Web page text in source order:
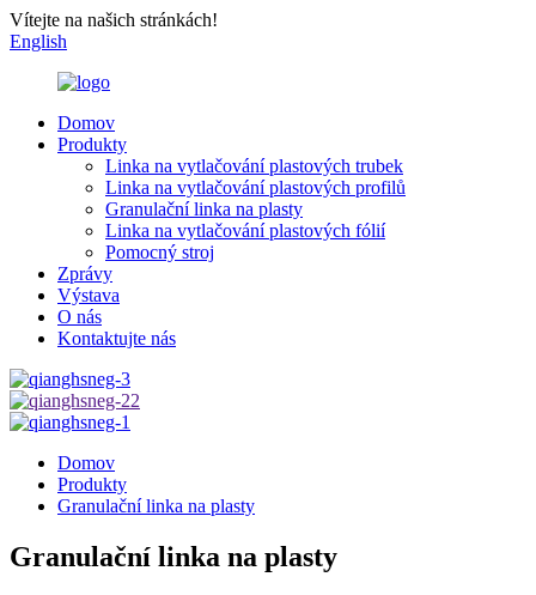
Vítejte na našich stránkách!
English
Domov
Produkty
Linka na vytlačování plastových trubek
Linka na vytlačování plastových profilů
Granulační linka na plasty
Linka na vytlačování plastových fólií
Pomocný stroj
Zprávy
Výstava
O nás
Kontaktujte nás
Domov
Produkty
Granulační linka na plasty
Granulační linka na plasty